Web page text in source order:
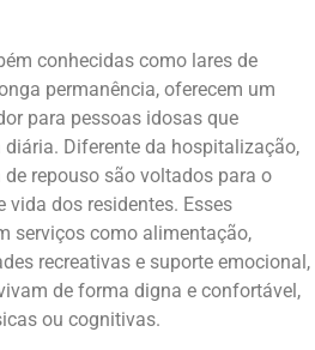
conhecidas como lares de
permanência, oferecem um
para pessoas idosas que
Diferente da hospitalização,
repouso são voltados para o
vida dos residentes. Esses
serviços como alimentação,
recreativas e suporte emocional,
de forma digna e confortável,
ou cognitivas.